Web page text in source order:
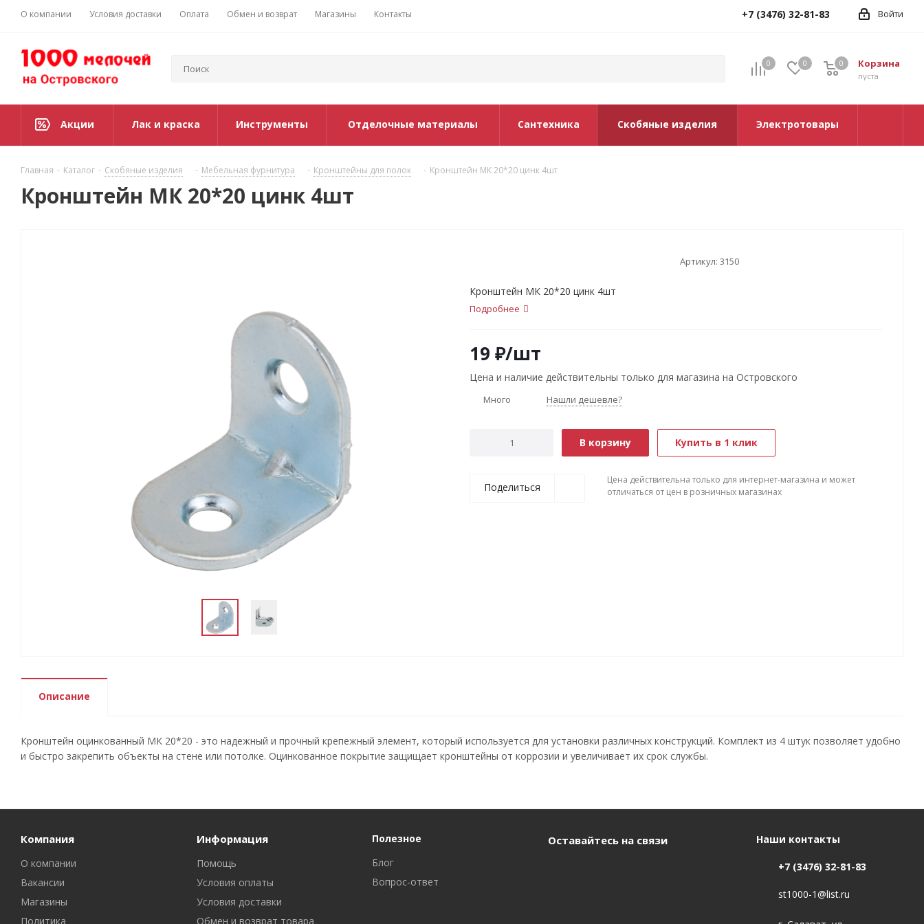
О компании Условия доставки Оплата Обмен и возврат Магазины Контакты Войти
+7 (3476) 32-81-83
0 0 Корзина
0
пуста
0
Акции Лак и краска Инструменты Отделочные материалы Сантехника Скобяные изделия Электротовары
Главная - Каталог - Скобяные изделия - Мебельная фурнитура - Кронштейны для полок - Кронштейн МК 20*20 цинк 4шт
Кронштейн МК 20*20 цинк 4шт
Артикул: 3150
Кронштейн МК 20*20 цинк 4шт
Подробнее
19 ₽/шт
Цена и наличие действительны только для магазина на Островского
Много Нашли дешевле?
В корзину Купить в 1 клик
Поделиться
Цена действительна только для интернет-магазина и может
отличаться от цен в розничных магазинах
Описание
Кронштейн оцинкованный МК 20*20 - это надежный и прочный крепежный элемент, который используется для установки различных конструкций. Комплект из 4 штук позволяет удобно
и быстро закрепить объекты на стене или потолке. Оцинкованное покрытие защищает кронштейны от коррозии и увеличивает их срок службы.
Компания
О компании
Вакансии
Магазины
Политика
Информация
Помощь
Условия оплаты
Условия доставки
Обмен и возврат товара
Полезное
Блог
Вопрос-ответ
Оставайтесь на связи Наши контакты
+7 (3476) 32-81-83
st1000-1@list.ru